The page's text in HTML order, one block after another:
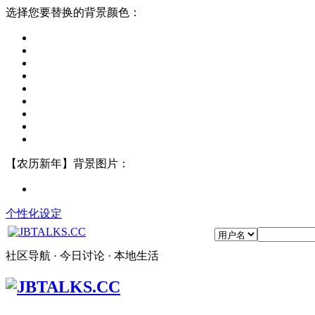
选择您要替换的背景颜色：
【农历新年】背景图片：
个性化设定
社区导航 · 今日讨论 · 本地生活